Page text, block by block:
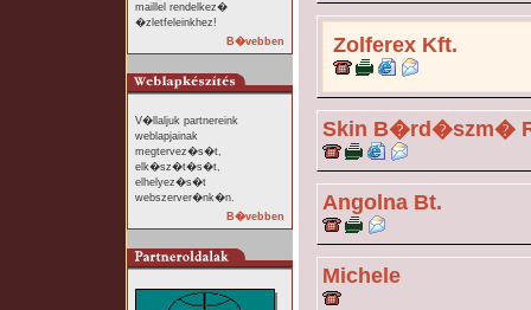
maillel rendelkez�
�zletfeleinkhez!
B�vebben
V�llaljuk partnereink
weblapjainak
megtervez�s�t,
elk�sz�t�s�t,
elhelyez�s�t
webszerver�nk�n.
B�vebben
Zolferex Kft.
Skin B�rd�szm�
Angolna Bt.
Michele